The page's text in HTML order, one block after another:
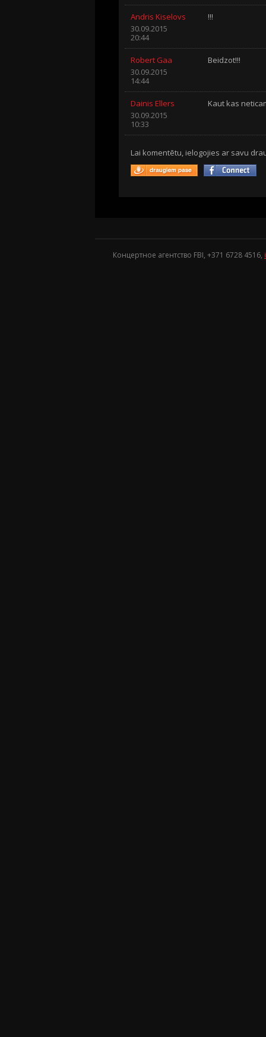
Andris Kiselovs
30.09.2015
20:44
!!!
Robert Gaa
30.09.2015
14:44
Beidzot!!!
Dainis Ellers
30.09.2015
10:33
Kaut kas
Lai komentētu, ielogojies ar savu
Концертное агентство FBI, +371 6728 4516,